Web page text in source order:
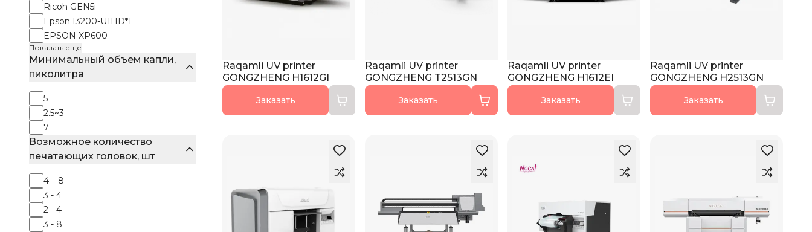
Ricoh GEN5i
Epson I3200-U1HD*1
EPSON XP600
Показать еще
Минимальный объем капли,
пиколитра
5
2.5~3
7
Возможное количество
печатающих головок, шт
4 – 8
3 - 4
2 - 4
3 - 8
Raqamli UV printer
GONGZHENG H1612GI
Заказать
Raqamli UV printer
GONGZHENG T2513GN
Заказать
Raqamli UV printer
GONGZHENG H1612EI
Заказать
Raqamli UV printer
GONGZHENG Н2513GN
Заказать